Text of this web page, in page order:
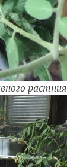
растния